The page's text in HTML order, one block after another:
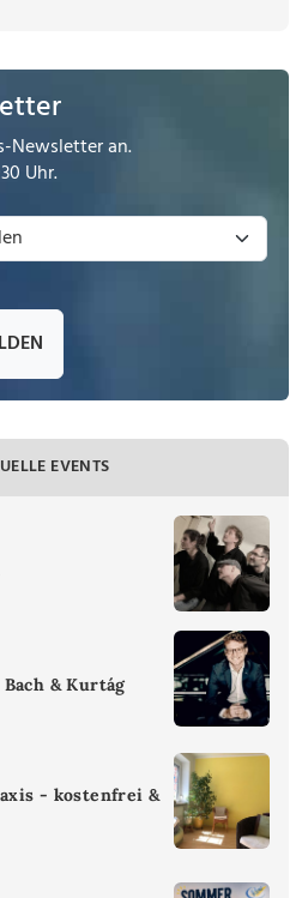
Newsletter an.
Uhr.
EVENTS
& Kurtág
- kostenfrei &